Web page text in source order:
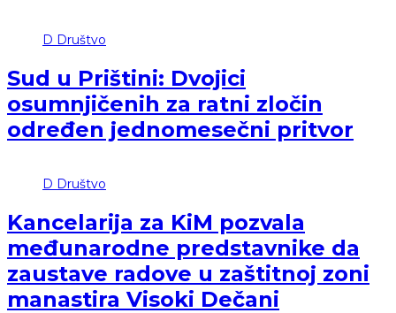
D Društvo
Sud u Prištini: Dvojici
osumnjičenih za ratni zločin
određen jednomesečni pritvor
D Društvo
Kancelarija za KiM pozvala
međunarodne predstavnike da
zaustave radove u zaštitnoj zoni
manastira Visoki Dečani